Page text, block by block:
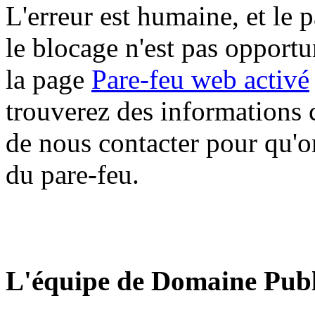
L'erreur est humaine, et le
le blocage n'est pas
la page Pare-feu web activé
trouverez des informations
de nous contacter pour
du pare-feu.
L'équipe de Domaine